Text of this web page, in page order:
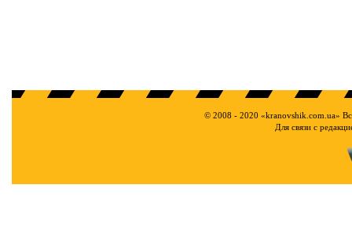
© 2008 - 2020 «kranovshik.com.ua»
Для связи с